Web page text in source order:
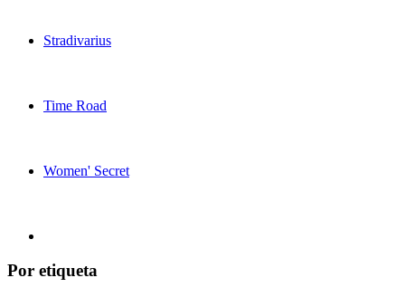
Stradivarius
Time Road
Women' Secret
Por etiqueta